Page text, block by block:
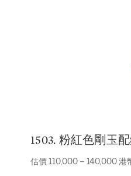
1503. 粉紅色剛玉
估價 110,000 – 140,000 港